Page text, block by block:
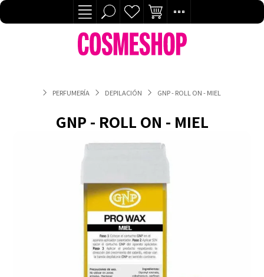
PERFUMERÍA DEPILACIÓN GNP - ROLL ON - MIEL
GNP - ROLL ON - MIEL